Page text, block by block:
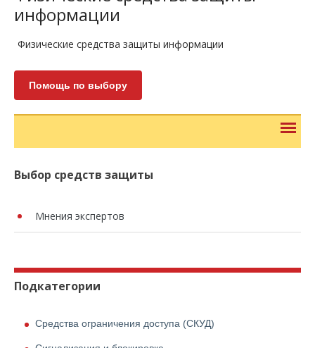
информации
Физические средства защиты информации
Помощь по выбору
Выбор средств защиты
Мнения экспертов
Подкатегории
Средства ограничения доступа (СКУД)